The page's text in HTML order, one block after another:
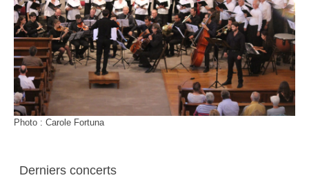
Photo : Carole Fortuna
Derniers concerts